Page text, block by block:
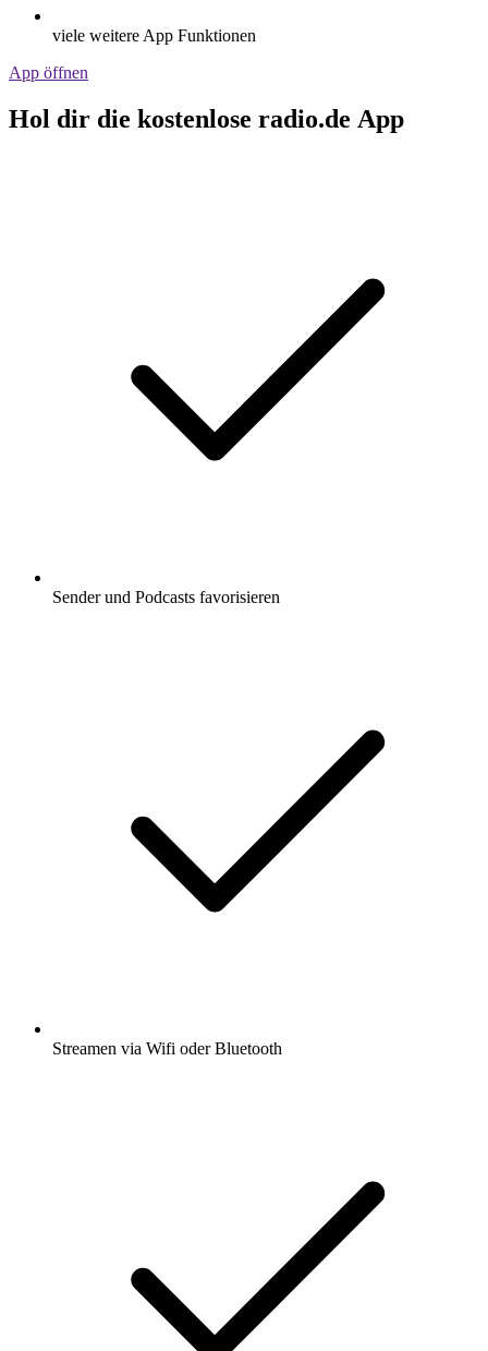
viele weitere App Funktionen
App öffnen
Hol dir die kostenlose radio.de App
Sender und Podcasts favorisieren
Streamen via Wifi oder Bluetooth